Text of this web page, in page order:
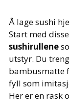
Å lage sushi
Start med disse
sushirullene
utstyr. Du
bambusmatte
fyll som
Her er en rask